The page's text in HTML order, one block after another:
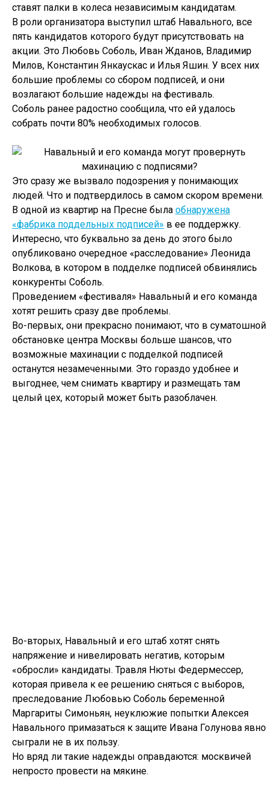
ставят палки в колеса независимым кандидатам.
В роли организатора выступил штаб Навального, все
пять кандидатов которого будут присутствовать на
акции. Это Любовь Соболь, Иван Жданов, Владимир
Милов, Константин Янкаускас и Илья Яшин. У всех них
большие проблемы со сбором подписей, и они
возлагают большие надежды на фестиваль.
Соболь ранее радостно сообщила, что ей удалось
собрать почти 80% необходимых голосов.
Это сразу же вызвало подозрения у понимающих
людей. Что и подтвердилось в самом скором времени.
В одной из квартир на Пресне была обнаружена
«фабрика поддельных подписей» в ее поддержку.
Интересно, что буквально за день до этого было
опубликовано очередное «расследование» Леонида
Волкова, в котором в подделке подписей обвинялись
конкуренты Соболь.
Проведением «фестиваля» Навальный и его команда
хотят решить сразу две проблемы.
Во-первых, они прекрасно понимают, что в суматошной
обстановке центра Москвы больше шансов, что
возможные махинации с подделкой подписей
останутся незамеченными. Это гораздо удобнее и
выгоднее, чем снимать квартиру и размещать там
целый цех, который может быть разоблачен.
Во-вторых, Навальный и его штаб хотят снять
напряжение и нивелировать негатив, которым
«обросли» кандидаты. Травля Нюты Федермессер,
которая привела к ее решению сняться с выборов,
преследование Любовью Соболь беременной
Маргариты Симоньян, неуклюжие попытки Алексея
Навального примазаться к защите Ивана Голунова явно
сыграли не в их пользу.
Но вряд ли такие надежды оправдаются: москвичей
непросто провести на мякине.